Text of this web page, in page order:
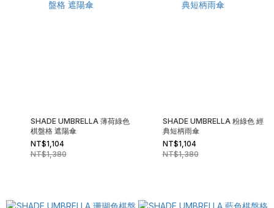
SHADE UMBRELLA 薄荷綠色
棋盤格 遮陽傘
NT$1,104
NT$1,380
SHADE UMBRELLA 粉綠色 經
典短柄雨傘
NT$1,104
NT$1,380